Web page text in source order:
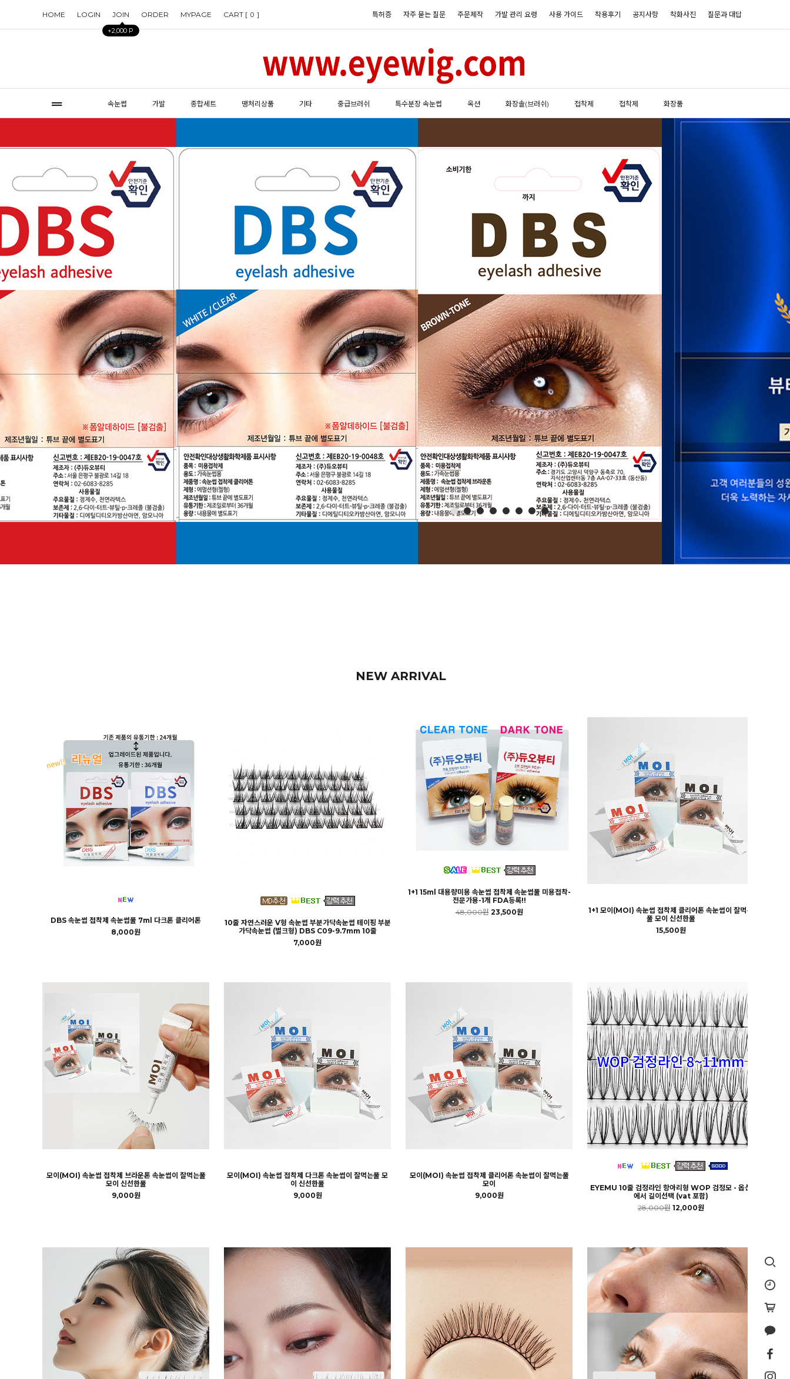
HOME LOGIN JOIN
+2,000 P
ORDER MYPAGE CART [ 0 ] 특허증 자주 묻는 질문 주문제작 가발 관리 요령 사용 가이드 착용후기 공지사항 착화사진 질문과 대답
속눈썹 가발 종합세트 땡처리상품 기타 중급브러쉬 특수분장 속눈썹 옥션 화장솔(브러쉬) 접착제 접착제 화장품
NEW ARRIVAL
DBS 속눈썹 접착제 속눈썹풀 7ml 다크톤 클리어톤
8,000원
10줄 자연스러운 V형 속눈썹 부분가닥속눈썹 테이핑 부분
가닥속눈썹 (벌크형) DBS C09-9.7mm 10줄
7,000원
1+1 15ml 대용량미용 속눈썹 접착제 속눈썹풀 미용접착-
전문가용-1개 FDA등록!!
48,000원 23,500원
1+1 모이(MOI) 속눈썹 접착제 클리어톤 속눈썹이 잘먹는
풀 모이 신선한풀
15,500원
모이(MOI) 속눈썹 접착제 브라운톤 속눈썹이 잘먹는풀
모이 신선한풀
9,000원
모이(MOI) 속눈썹 접착제 다크톤 속눈썹이 잘먹는풀 모
이 신선한풀
9,000원
모이(MOI) 속눈썹 접착제 클리어톤 속눈썹이 잘먹는풀
모이
9,000원
EYEMU 10줄 검정라인 항아리형 WOP 검정모 - 옵션
에서 길이선택 (vat 포함)
28,000원 12,000원